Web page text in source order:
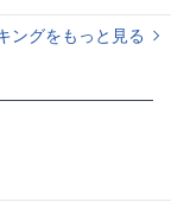
ングをもっと見る